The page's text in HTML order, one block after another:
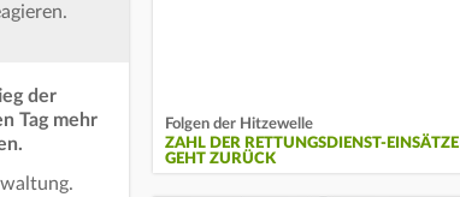
der
Tag mehr
Folgen der Hitzewelle
ZAHL DER RETTUNGSDIENST-EINSÄTZE
GEHT ZURÜCK